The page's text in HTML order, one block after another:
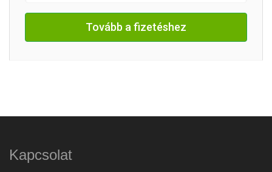
Tovább a fizetéshez
Kapcsolat